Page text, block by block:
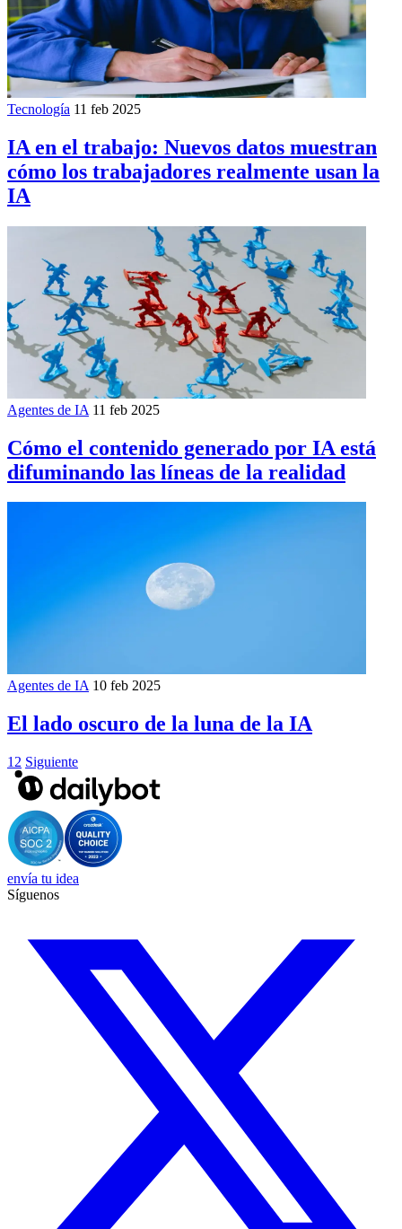
Tecnología 11 feb 2025
IA en el trabajo: Nuevos datos muestran
cómo los trabajadores realmente usan la
IA
Agentes de IA 11 feb 2025
Cómo el contenido generado por IA está
difuminando las líneas de la realidad
Agentes de IA 10 feb 2025
El lado oscuro de la luna de la IA
1 2 Siguiente
envía tu idea
Síguenos